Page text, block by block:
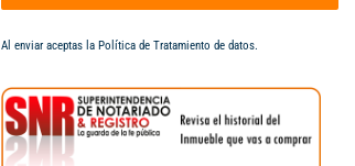
Al enviar aceptas la Política de Tratamiento de datos.